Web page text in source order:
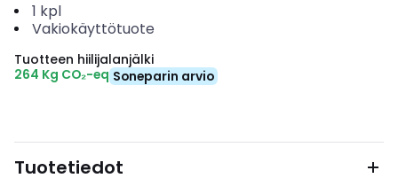
1 kpl
Vakiokäyttötuote
Tuotteen hiilijalanjälki
264 Kg CO₂-eq Soneparin arvio
Tuotetiedot